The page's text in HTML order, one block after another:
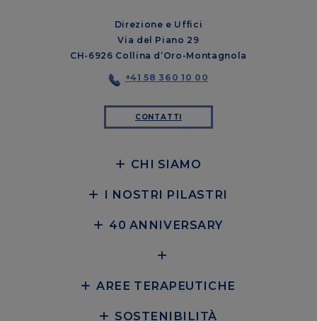
Direzione e Uffici
Via del Piano 29
CH-6926 Collina d’Oro-Montagnola
+41 58 360 10 00
CONTATTI
CHI SIAMO
I NOSTRI PILASTRI
40 ANNIVERSARY
AREE TERAPEUTICHE
SOSTENIBILITÀ